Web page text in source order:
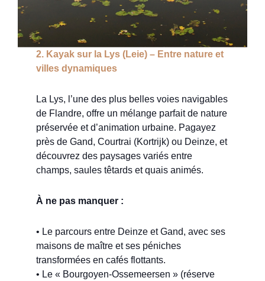
2. Kayak sur la Lys (Leie) – Entre nature et
villes dynamiques
La Lys, l’une des plus belles voies navigables
de Flandre, offre un mélange parfait de nature
préservée et d’animation urbaine. Pagayez
près de Gand, Courtrai (Kortrijk) ou Deinze, et
découvrez des paysages variés entre
champs, saules têtards et quais animés.
À ne pas manquer :
• Le parcours entre Deinze et Gand, avec ses
maisons de maître et ses péniches
transformées en cafés flottants.
• Le « Bourgoyen-Ossemeersen » (réserve